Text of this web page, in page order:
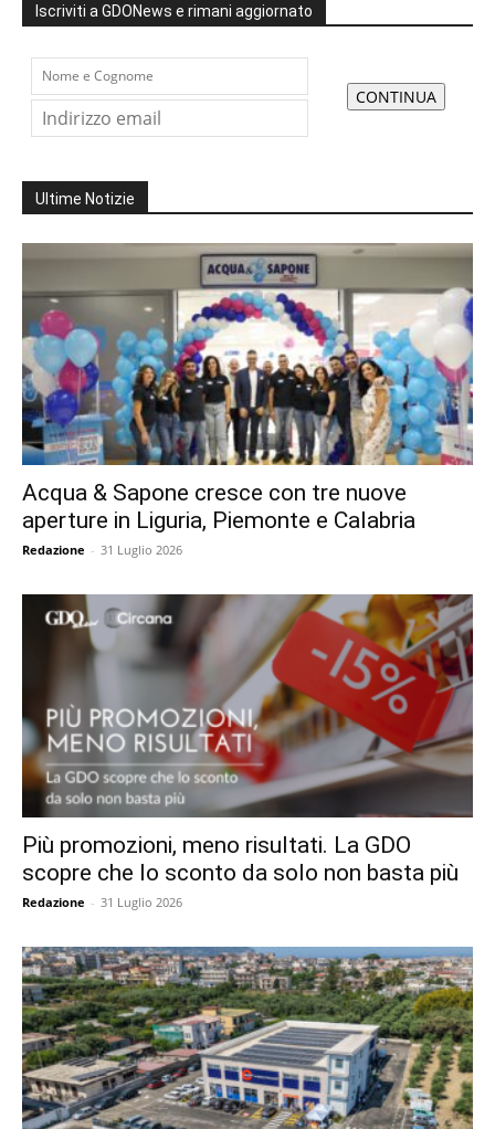
Iscriviti a GDONews e rimani aggiornato
Ultime Notizie
Acqua & Sapone cresce con tre nuove
aperture in Liguria, Piemonte e Calabria
Redazione - 31 Luglio 2026
Più promozioni, meno risultati. La GDO
scopre che lo sconto da solo non basta più
Redazione - 31 Luglio 2026